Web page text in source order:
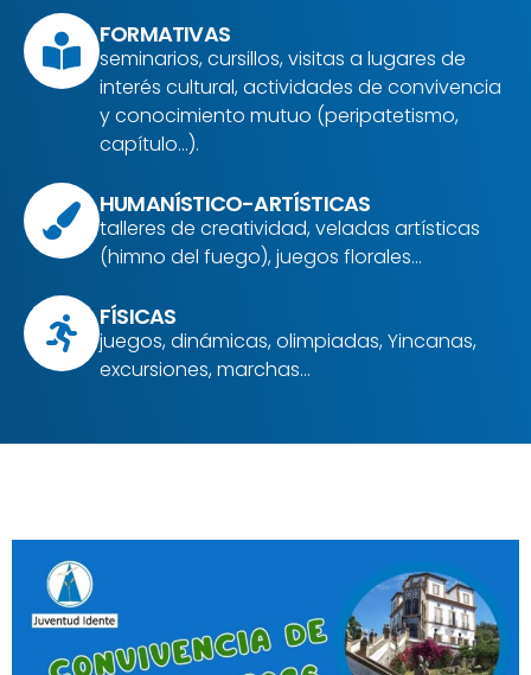
FORMATIVAS
seminarios, cursillos, visitas a lugares de
interés cultural, actividades de convivencia
y conocimiento mutuo (peripatetismo,
capítulo…).
HUMANÍSTICO-ARTÍSTICAS
talleres de creatividad, veladas artísticas
(himno del fuego), juegos florales…
FÍSICAS
juegos, dinámicas, olimpiadas, Yincanas,
excursiones, marchas…